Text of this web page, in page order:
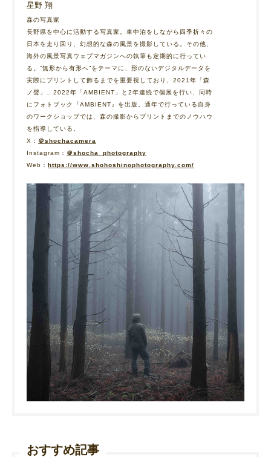
星野 翔
森の写真家
長野県を中心に活動する写真家。車中泊をしながら四季折々の
日本を走り回り、幻想的な森の風景を撮影している。その他、
海外の風景写真ウェブマガジンへの執筆も定期的に行ってい
る。“無形から有形へ”をテーマに、形のないデジタルデータを
実際にプリントして飾るまでを重要視しており、2021年「森
ノ聲」、2022年「AMBIENT」と2年連続で個展を行い、同時
にフォトブック『AMBIENT』を出版。通年で行っている自身
のワークショップでは、森の撮影からプリントまでのノウハウ
を指導している。
X： ＠shochacamera
Instagram： ＠shocha_photography
Web： https://www.shohoshinophotography.com/
おすすめ記事